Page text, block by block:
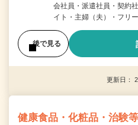
会社員・派遣社員・契約
イト・主婦（夫）・フリ
後で見る
更新日：
健康食品・化粧品・治験